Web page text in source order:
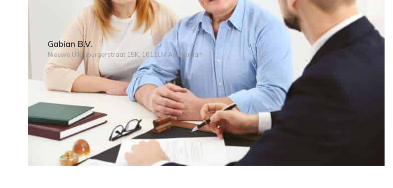
Gabian B.V.
Nieuwe Uilenburgerstraat 15K, 1011LM Amsterdam